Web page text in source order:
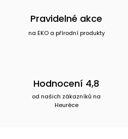
Pravidelné akce
na EKO a přírodní produkty
Hodnocení 4,8
od našich zákazníků na
Heuréce